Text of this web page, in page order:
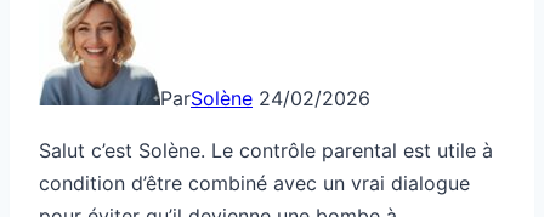
ParSolène 24/02/2026
Salut c’est Solène. Le contrôle parental est utile à
condition d’être combiné avec un vrai dialogue